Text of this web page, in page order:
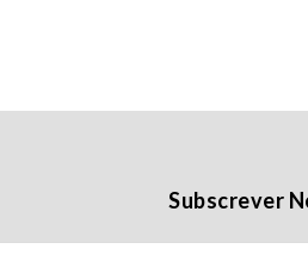
Subscrever